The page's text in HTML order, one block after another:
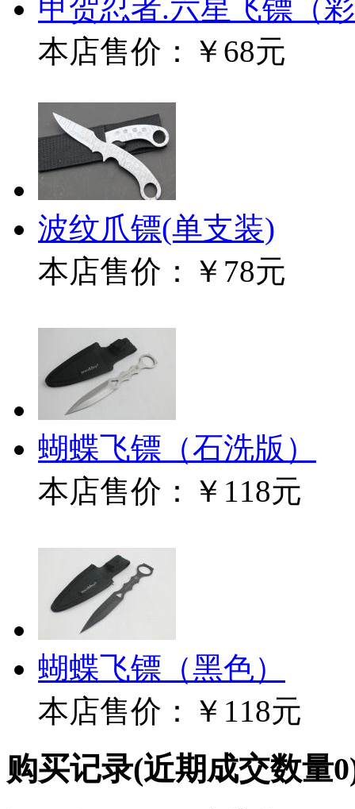
甲贺忍者.六星飞镖（
本店售价：
￥68元
波纹爪镖(单支装)
本店售价：
￥78元
蝴蝶飞镖（石洗版）
本店售价：
￥118元
蝴蝶飞镖（黑色）
本店售价：
￥118元
购买记录(近期成交数量0